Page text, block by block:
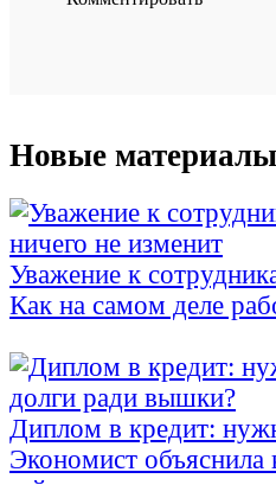
Новые материалы
Уважение к
Как на самом деле
Диплом в кредит:
Экономист объяснила